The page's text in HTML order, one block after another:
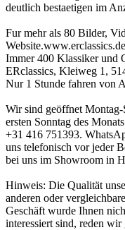
deutlich bestaetigen im
Fur mehr als 80 Bilder,
Website.www.erclassics.de
Immer 400 Klassiker und
ERclassics, Kleiweg 1,
Nur 1 Stunde fahren von
Wir sind geöffnet Montag-
ersten Sonntag des
+31 416 751393.
uns telefonisch vor jeder
bei uns im Showroom in
Hinweis: Die Qualität
anderen oder
Geschäft wurde Ihnen
interessiert sind, reden wir